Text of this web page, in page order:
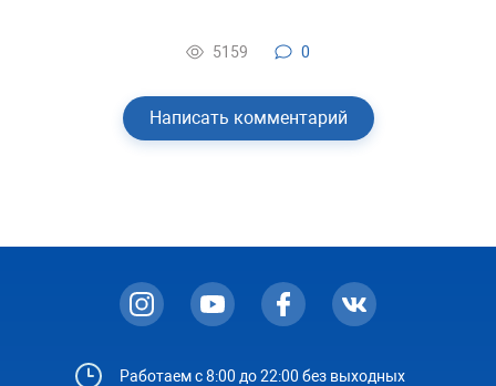
5159 0
Написать комментарий
Работаем с 8:00 до 22:00 без выходных